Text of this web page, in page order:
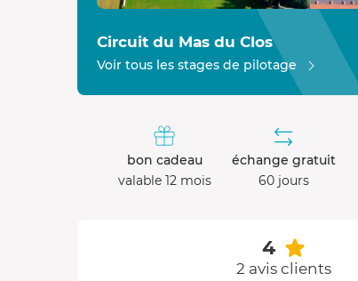
Circuit du Mas du Clos
Voir tous les stages de pilotage
bon cadeau
valable 12 mois
échange gratuit
60 jours
4
2 avis clients